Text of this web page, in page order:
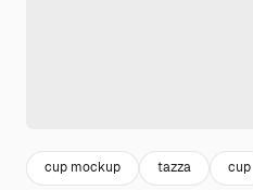
cup mockup tazza cup